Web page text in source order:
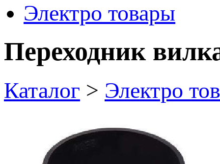
Электро товары
Переходник
Каталог > Электро